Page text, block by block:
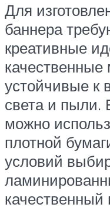
Для
баннера
креативные
устойчивые к
света и пыли.
можно
плотной
условий
качественный